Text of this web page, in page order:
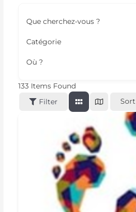
Que cherchez-vous ?
Catégorie
Où ?
133 Items Found
Filter